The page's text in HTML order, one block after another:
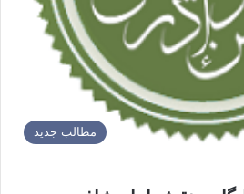
مطالب جدید